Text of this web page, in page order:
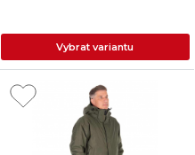
Vybrat variantu